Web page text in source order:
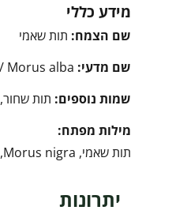
מידע כללי
שם הצמח: תות שאמי
שם מדעי:
שמות נוספים: תות שחור, Syrian Mulberry
מילות מפתח:
תות שאמי, Morus nigra, תות שחור, עץ תות, עץ פרי, גידול תות, פירות יער, גינת מאכל, עץ צל, פרי קיץ
יתרונות